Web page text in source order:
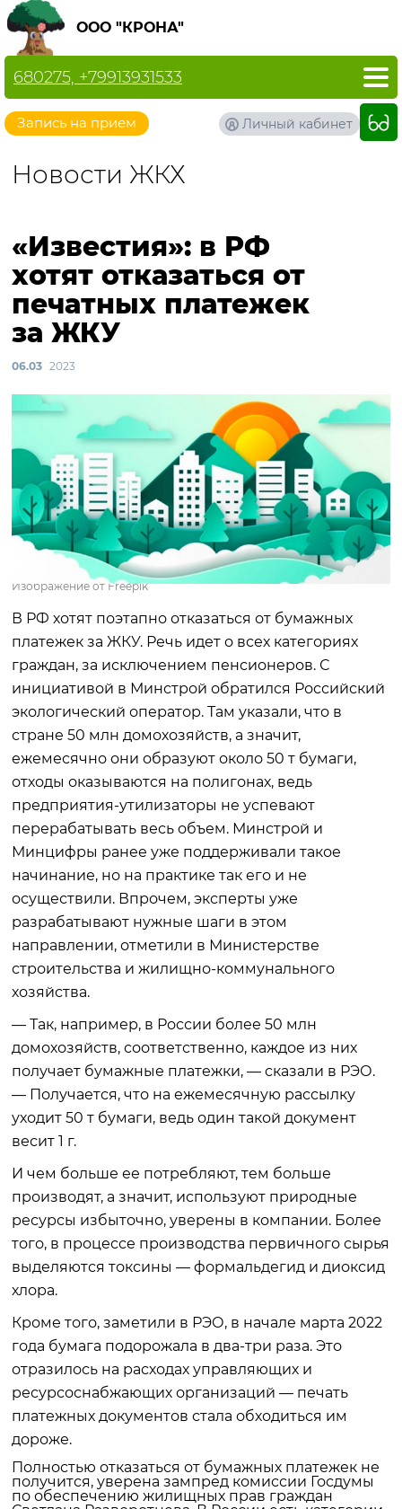
ООО "КРОНА"
Запись на прием
680275, +79913931533
Личный кабинет
Новости ЖКХ
«Известия»: в РФ
хотят отказаться от
печатных платежек
за ЖКУ
06.03 2023
Изображение от Freepik
В РФ хотят поэтапно отказаться от бумажных
платежек за ЖКУ. Речь идет о всех категориях
граждан, за исключением пенсионеров. С
инициативой в Минстрой обратился Российский
экологический оператор. Там указали, что в
стране 50 млн домохозяйств, а значит,
ежемесячно они образуют около 50 т бумаги,
отходы оказываются на полигонах, ведь
предприятия-утилизаторы не успевают
перерабатывать весь объем. Минстрой и
Минцифры ранее уже поддерживали такое
начинание, но на практике так его и не
осуществили. Впрочем, эксперты уже
разрабатывают нужные шаги в этом
направлении, отметили в Министерстве
строительства и жилищно-коммунального
хозяйства.
— Так, например, в России более 50 млн
домохозяйств, соответственно, каждое из них
получает бумажные платежки, — сказали в РЭО.
— Получается, что на ежемесячную рассылку
уходит 50 т бумаги, ведь один такой документ
весит 1 г.
И чем больше ее потребляют, тем больше
производят, а значит, используют природные
ресурсы избыточно, уверены в компании. Более
того, в процессе производства первичного сырья
выделяются токсины — формальдегид и диоксид
хлора.
Кроме того, заметили в РЭО, в начале марта 2022
года бумага подорожала в два-три раза. Это
отразилось на расходах управляющих и
ресурсоснабжающих организаций — печать
платежных документов стала обходиться им
дороже.
Полностью отказаться от бумажных платежек не
получится, уверена зампред комиссии Госдумы
по обеспечению жилищных прав граждан